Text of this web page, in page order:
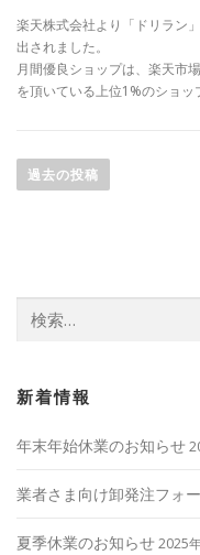
楽天株式会社より「ドリラン
出されました。
月間優良ショップは、楽天市
を頂いている上位1%のショッ
稿
シ
過去の投稿
索:
新着情報
年末年始休業のお知らせ
業者さま向け卸発注フォ
夏季休業のお知らせ2025